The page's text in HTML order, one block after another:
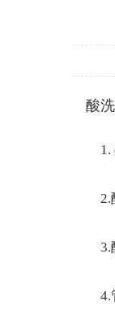
酸
1.
2.
3.
4.